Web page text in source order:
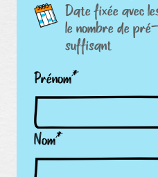
Date fixée avec
le nombre de
suffisant
Prénom*
Nom*